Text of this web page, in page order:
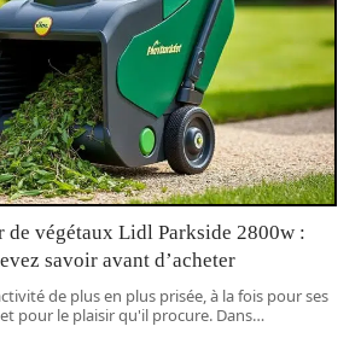
végétaux Lidl Parkside 2800w :
savoir avant d’acheter
de plus en plus prisée, à la fois pour ses
pour le plaisir qu'il procure. Dans…